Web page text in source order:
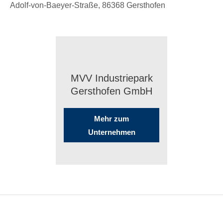
Adolf-von-Baeyer-Straße, 86368 Gersthofen
MVV Indus­trie­park
Gerst­ho­fen GmbH
Mehr zum
Unternehmen